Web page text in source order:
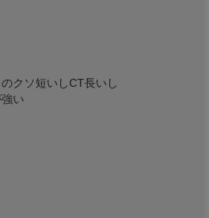
クソ短いしCT長いし
い